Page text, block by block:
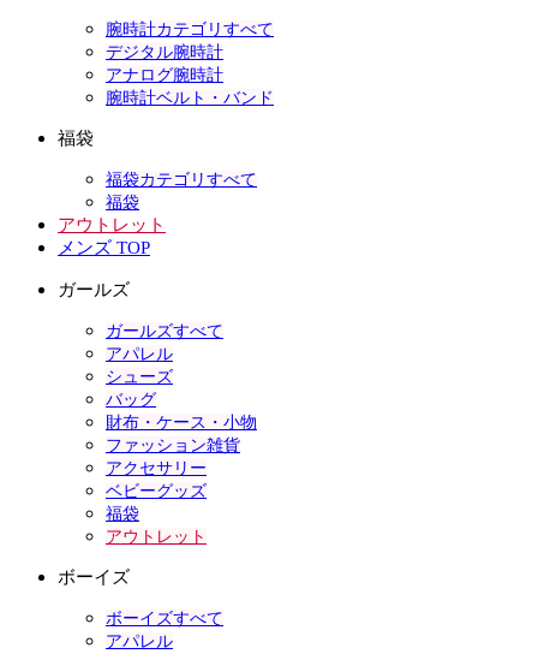
腕時計カテゴリすべて
デジタル腕時計
アナログ腕時計
腕時計ベルト・バンド
福袋
福袋カテゴリすべて
福袋
アウトレット
メンズ TOP
ガールズ
ガールズすべて
アパレル
シューズ
バッグ
財布・ケース・小物
ファッション雑貨
アクセサリー
ベビーグッズ
福袋
アウトレット
ボーイズ
ボーイズすべて
アパレル